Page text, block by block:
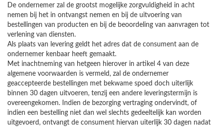
De ondernemer zal de grootst mogelijke zorgvuldigheid in acht
nemen bij het in ontvangst nemen en bij de uitvoering van
bestellingen van producten en bij de beoordeling van aanvragen tot
verlening van diensten.
Als plaats van levering geldt het adres dat de consument aan de
ondernemer kenbaar heeft gemaakt.
Met inachtneming van hetgeen hierover in artikel 4 van deze
algemene voorwaarden is vermeld, zal de ondernemer
geaccepteerde bestellingen met bekwame spoed doch uiterlijk
binnen 30 dagen uitvoeren, tenzij een andere leveringstermijn is
overeengekomen. Indien de bezorging vertraging ondervindt, of
indien een bestelling niet dan wel slechts gedeeltelijk kan worden
uitgevoerd, ontvangt de consument hiervan uiterlijk 30 dagen nadat